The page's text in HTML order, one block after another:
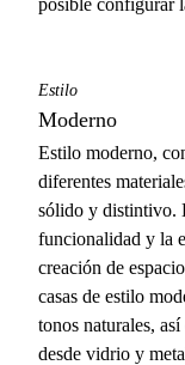
Estilo
Moderno
Estilo moderno,
diferentes
sólido y distintivo.
funcionalidad y la
creación de
casas de estilo
tonos naturales,
desde vidrio y